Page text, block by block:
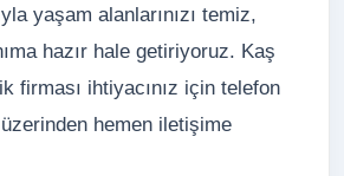
yaşam alanlarınızı temiz,
hazır hale getiriyoruz. Kaş
firması ihtiyacınız için telefon
hemen iletişime